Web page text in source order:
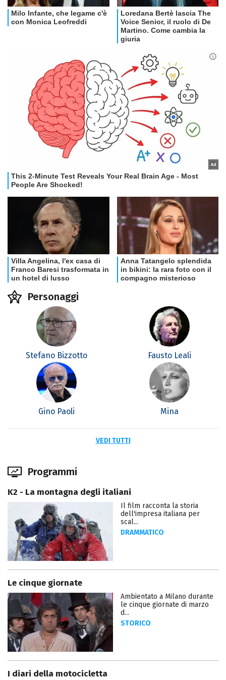
Personaggi
Stefano Bizzotto Fausto Leali
Gino Paoli Mina
VEDI TUTTI
Programmi
K2 - La montagna degli italiani
Il film racconta la storia
dell'impresa italiana per
scal...
DRAMMATICO
Le cinque giornate
Ambientato a Milano durante
le cinque giornate di marzo
d...
STORICO
I diari della motocicletta